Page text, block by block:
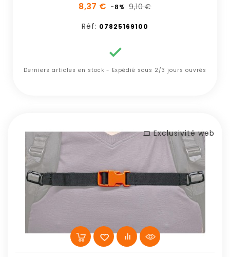
8,37 € -8% 9,10 €
Réf: 07825169100

Derniers articles en stock - Expédié sous 2/3 jours ouvrés
Exclusivité web